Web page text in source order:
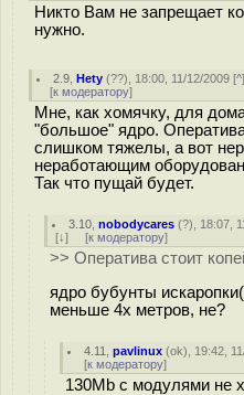
Никто Вам не запрещает
нужно.
2.9 ,Hety (??), 18:00, 11/12/2009 [^
[к модератору]
Мне, как хомячку, для
"большое" ядро.
слишком тяжелы, а вот
неработающим
Так что пущай будет.
3.10 ,nobodycares (?), 18:07,
[↓] [к модератору]
>> Оператива стоит
ядро бубунты
меньше 4х метров, не?
4.11 ,pavlinux (ok), 19:42,
[к модератору]
130Mb c модулями не